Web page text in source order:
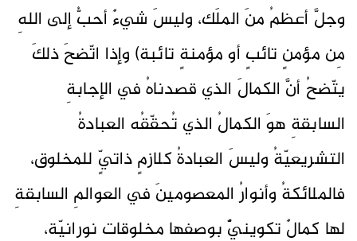
وجلَّ أعظمُ منَ الملَك، وليسَ شيءٌ أحبُّ إلى اللهِ
مِن مؤمنٍ تائبٍ أو مؤمنةٍ تائبة) وإذا اتّضحَ ذلكَ
يتّضحُ أنَّ الكمالَ الذي قصدناهُ في الإجابةِ
السابقةِ هوَ الكمالُ الذي تُحقّقُه العبادةُ
التشريعيّةُ وليسَ العبادةُ كلازمٍ ذاتيٍّ للمخلوق،
فالملائكةُ وأنوارُ المعصومينَ في العوالمِ السابقةِ
لها كمالٌ تكوينيٌّ بوصفِها مخلوقاتٍ نورانيّة،